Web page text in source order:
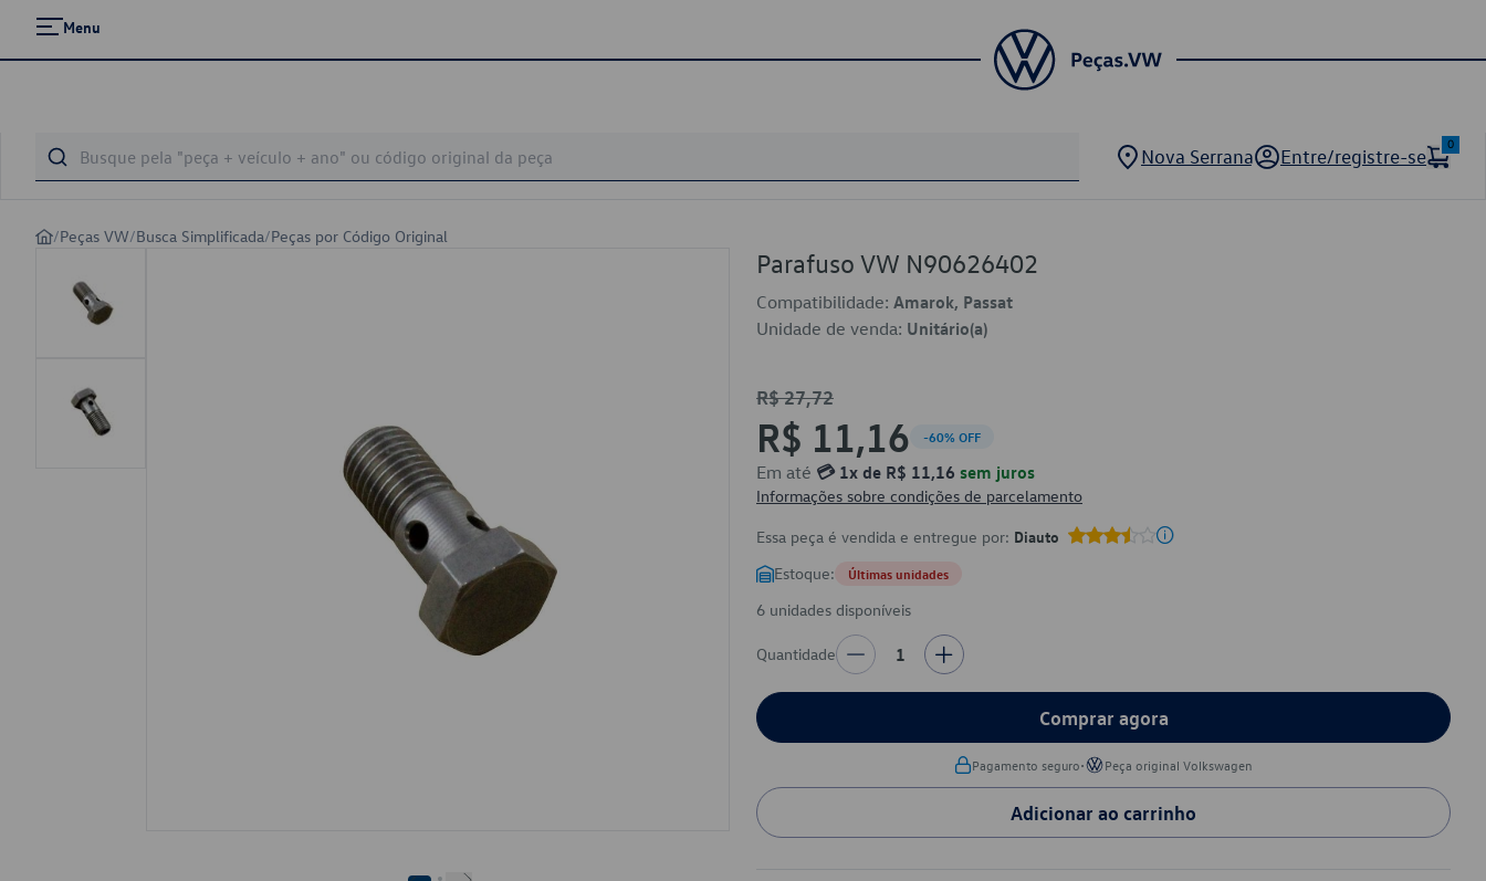
Menu
Nova Serrana Entre/registre-se
0
/Peças VW/Busca Simplificada/Peças por Código Original
Parafuso VW N90626402
Compatibilidade: Amarok, Passat
Unidade de venda: Unitário(a)
R$ 27,72
R$ 11,16 -60% OFF
Em até 💳 1x de R$ 11,16 sem juros
Informações sobre condições de parcelamento
Essa peça é vendida e entregue por: Diauto
Estoque: Últimas unidades
6 unidades disponíveis
Quantidade 1
Comprar agora
Pagamento seguro• Peça original Volkswagen
Adicionar ao carrinho